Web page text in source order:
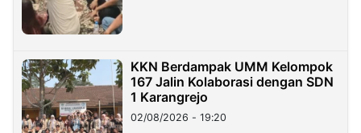
KKN Berdampak UMM Kelompok
167 Jalin Kolaborasi dengan SDN
1 Karangrejo
02/08/2026 - 19:20